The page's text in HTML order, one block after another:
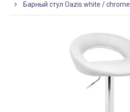
Барный стул Oazis white / chrome